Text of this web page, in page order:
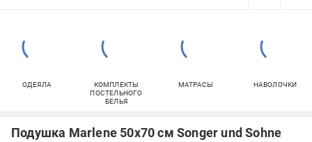
ОДЕЯЛА
КОМПЛЕКТЫ
ПОСТЕЛЬНОГО
БЕЛЬЯ
МАТРАСЫ НАВОЛОЧКИ
Подушка Marlene 50x70 см Songer und Sohne